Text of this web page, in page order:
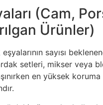
(Cam,
Ürünler)
sayısı
setleri, mikser veya
en yüksek koruma